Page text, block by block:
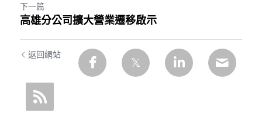
下一篇
高雄分公司擴大營業遷移啟示
返回網站